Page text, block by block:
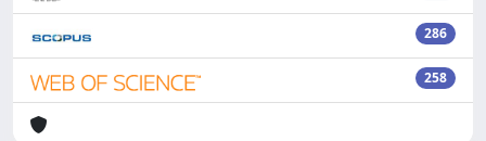
286
258